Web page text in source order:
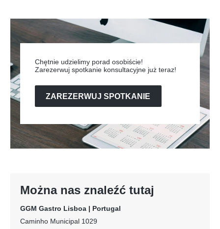
Chętnie udzielimy porad osobiście!
Zarezerwuj spotkanie konsultacyjne już teraz!
ZAREZERWUJ SPOTKANIE
Można nas znaleźć tutaj
GGM Gastro Lisboa | Portugal
Caminho Municipal 1029